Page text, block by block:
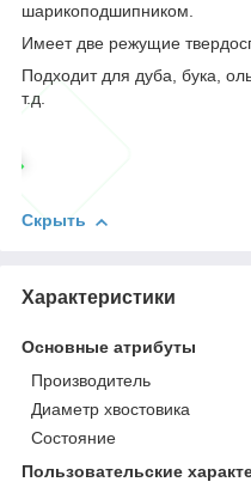
шарикоподшипником.
Имеет две режущие
Подходит для дуба, бука,
т.д.
Скрыть
Характеристики
Основные атрибуты
Производитель
Диаметр хвостовика
Состояние
Пользовательские